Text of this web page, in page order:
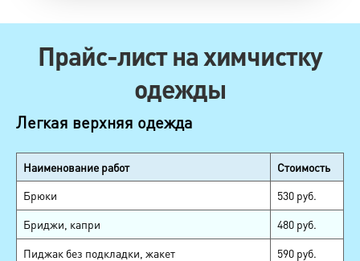
Прайс-лист на химчистку
одежды
Легкая верхняя одежда
Наименование работ
Стоимость
Брюки
530 руб.
Бриджи, капри
480 руб.
Пиджак без подкладки, жакет
590 руб.